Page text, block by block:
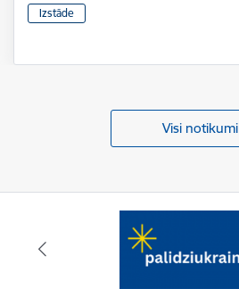
Izstāde
Visi notikumi